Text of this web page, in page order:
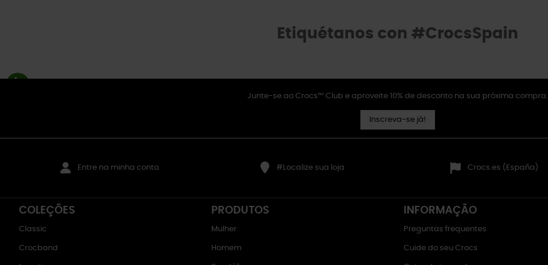
Etiquétanos con #CrocsSpain
Junte-se ao Crocs™ Club e aproveite 10% de desconto na sua próxima compra.
Inscreva-se já!
Entre na minha conta #Localize sua loja Crocs.es (España)
COLEÇÕES
Classic
Crocband
PRODUTOS
Mulher
Homem
INFORMAÇÃO
Preguntas frequentes
Cuide do seu Crocs